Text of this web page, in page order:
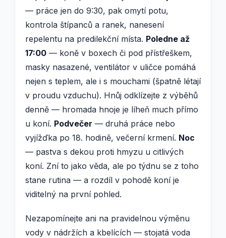
— práce jen do 9:30, pak omytí potu,
kontrola štípanců a ranek, nanesení
repelentu na predilekční místa. Poledne až
17:00 — koně v boxech či pod přístřeškem,
masky nasazené, ventilátor v uličce pomáhá
nejen s teplem, ale i s mouchami (špatně létají
v proudu vzduchu). Hnůj odklízejte z výběhů
denně — hromada hnoje je líheň much přímo
u koní. Podvečer — druhá práce nebo
vyjížďka po 18. hodině, večerní krmení. Noc
— pastva s dekou proti hmyzu u citlivých
koní. Zní to jako věda, ale po týdnu se z toho
stane rutina — a rozdíl v pohodě koní je
viditelný na první pohled.
Nezapomínejte ani na pravidelnou výměnu
vody v nádržích a kbelících — stojatá voda